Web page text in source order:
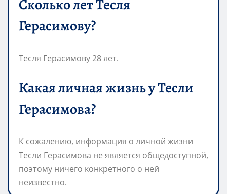
Сколько лет Тесля
Герасимову?
Тесля Герасимову 28 лет.
Какая личная жизнь у Тесли
Герасимова?
К сожалению, информация о личной жизни
Тесли Герасимова не является общедоступной,
поэтому ничего конкретного о ней
неизвестно.